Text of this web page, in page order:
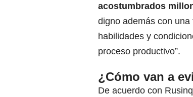
acostumbrados
digno además con
habilidades y
proceso productivo”.
¿Cómo van a
De acuerdo con